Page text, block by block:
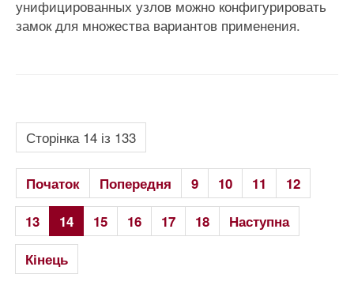
унифицированных узлов можно конфигурировать
замок для множества вариантов применения.
Сторінка 14 із 133
Початок Попередня 9 10 11
12
13
14 15 16 17 18
Наступна
Кінець